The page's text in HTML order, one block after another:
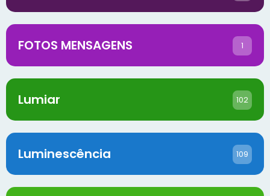
FOTOS MENSAGENS 1
Lumiar 102
Luminescência 109